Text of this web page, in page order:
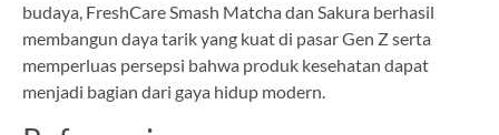
budaya, FreshCare Smash Matcha dan Sakura berhasil
membangun daya tarik yang kuat di pasar Gen Z serta
memperluas persepsi bahwa produk kesehatan dapat
menjadi bagian dari gaya hidup modern.